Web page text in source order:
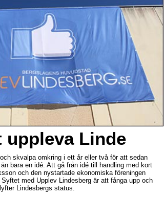
uppleva Linde
skvalpa omkring i ett år eller två för att sedan
bara en idé. Att gå från idé till handling med kort
och den nystartade ekonomiska föreningen
med Upplev Lindesberg är att fånga upp och
Lindesbergs status.